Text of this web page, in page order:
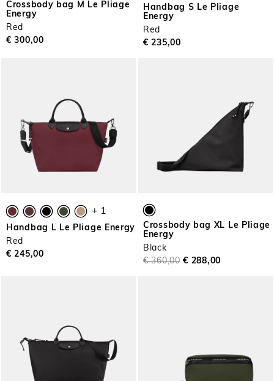
Crossbody bag M Le Pliage
Energy
Red
€ 300,00
Handbag S Le Pliage
Energy
Red
€ 235,00
+ 1
Handbag L Le Pliage Energy
Red
€ 245,00
Crossbody bag XL Le Pliage
Energy
Black
€ 360,00 € 288,00